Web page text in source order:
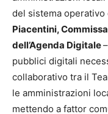
del sistema operativo
Piacentini,
dell’Agenda Digitale
pubblici digitali
collaborativo tra il
le amministrazioni
mettendo a fattor